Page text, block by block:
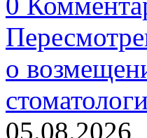
о
05.08.2026